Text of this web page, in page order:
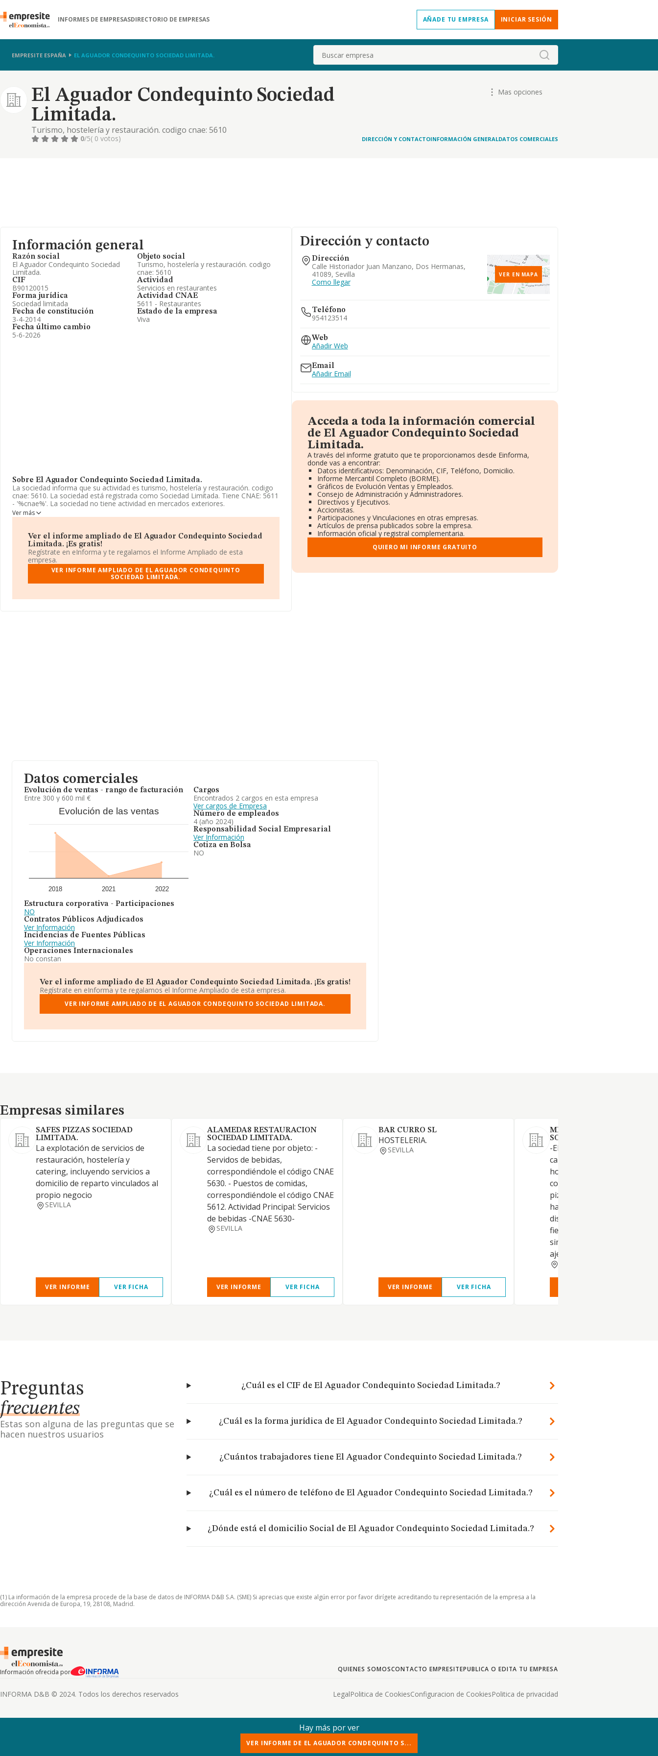
INFORMES DE EMPRESASDIRECTORIO DE EMPRESAS AÑADE TU EMPRESA INICIAR SESIÓN
EMPRESITE ESPAÑA EL AGUADOR CONDEQUINTO SOCIEDAD LIMITADA. Buscar
El Aguador Condequinto Sociedad
Limitada.
Turismo, hostelería y restauración. codigo cnae: 5610
Mas opciones
0/5( 0 votos) DIRECCIÓN Y CONTACTOINFORMACIÓN GENERALDATOS COMERCIALES
Información general
Razón social
El Aguador Condequinto Sociedad
Limitada.
CIF
B90120015
Forma jurídica
Sociedad limitada
Fecha de constitución
3-4-2014
Fecha último cambio
5-6-2026
Objeto social
Turismo, hostelería y restauración. codigo
cnae: 5610
Actividad
Servicios en restaurantes
Actividad CNAE
5611 - Restaurantes
Estado de la empresa
Viva
Sobre El Aguador Condequinto Sociedad Limitada.
La sociedad informa que su actividad es turismo, hostelería y restauración. codigo
cnae: 5610. La sociedad está registrada como Sociedad Limitada. Tiene CNAE: 5611
- '%cnae%'. La sociedad no tiene actividad en mercados exteriores.
Para más información es posible contactar a través del teléfono 954123514.
La empresa española El Aguador Condequinto Sociedad Limitada, con NIF
B90120015, está situada en Calle Historiador Juan Manzano Ed Palmera, (41089),
en el municipio de Dos Hermanas, en Sevilla, Andalucía.
En base a la información de la que dispone INFORMA sobre 142.938 compañías, la
facturación en el ámbito nacional alcanza los 31.947 millones de euros y la media
entre todas las compañías es de 223 mil euros de ventas en 2024. Teniendo en
4376 empresas, con ventas en el año 2024 de 649 millones de euros. Finalmente,
Ver más
Ver el informe ampliado de El Aguador Condequinto Sociedad
Limitada. ¡Es gratis!
Regístrate en eInforma y te regalamos el Informe Ampliado de esta
empresa.
VER INFORME AMPLIADO DE EL AGUADOR CONDEQUINTO
SOCIEDAD LIMITADA.
Dirección y contacto
Dirección
Calle Historiador Juan Manzano, Dos Hermanas,
41089, Sevilla
Como llegar
VER EN MAPA
Teléfono
954123514
Web
Añadir Web
Email
Añadir Email
Acceda a toda la información comercial
de El Aguador Condequinto Sociedad
Limitada.
A través del informe gratuito que te proporcionamos desde Einforma,
donde vas a encontrar:
Datos identificativos: Denominación, CIF, Teléfono, Domicilio.
Informe Mercantil Completo (BORME).
Gráficos de Evolución Ventas y Empleados.
Consejo de Administración y Administradores.
Directivos y Ejecutivos.
Accionistas.
Participaciones y Vinculaciones en otras empresas.
Artículos de prensa publicados sobre la empresa.
Información oficial y registral complementaria.
QUIERO MI INFORME GRATUITO
Datos comerciales
Evolución de ventas - rango de facturación
Entre 300 y 600 mil €
Evolución de las ventas
2018 2021 2022
Estructura corporativa - Participaciones
NO
Contratos Públicos Adjudicados
Ver Información
Incidencias de Fuentes Públicas
Ver Información
Operaciones Internacionales
No constan
Cargos
Encontrados 2 cargos en esta empresa
Ver cargos de Empresa
Número de empleados
4 (año 2024)
Responsabilidad Social Empresarial
Ver Información
Cotiza en Bolsa
NO
Ver el informe ampliado de El Aguador Condequinto Sociedad Limitada. ¡Es gratis!
Regístrate en eInforma y te regalamos el Informe Ampliado de esta empresa.
VER INFORME AMPLIADO DE EL AGUADOR CONDEQUINTO SOCIEDAD LIMITADA.
Empresas similares
Empresas similares
SAFES PIZZAS SOCIEDAD
LIMITADA.
La explotación de servicios de
restauración, hostelería y
catering, incluyendo servicios a
domicilio de reparto vinculados al
propio negocio
SEVILLA
VER INFORME VER FICHA
ALAMEDA8 RESTAURACION
SOCIEDAD LIMITADA.
La sociedad tiene por objeto: -
Servidos de bebidas,
correspondiéndole el código CNAE
5630. - Puestos de comidas,
correspondiéndole el código CNAE
5612. Actividad Principal: Servicios
de bebidas -CNAE 5630-
SEVILLA
VER INFORME VER FICHA
BAR CURRO SL
HOSTELERIA.
SEVILLA
VER INFORME VER FICHA
MINERVA CALDERON 1958
SOCIEDAD LIMITADA.
-El desarrollo de actividades
características del negocio de
hostelería, bares, cafeterías,
confiterías, restaurantes,
pizzerías, cervecerías,
hamburgueserias, pubs,
discotecas, snack-bar, salas
fiesta, tablaos flamencos y
similares, en locales propios
ajenos
Preguntas
frecuentes
Estas son alguna de las preguntas que se
hacen nuestros usuarios
¿Cuál es el CIF de El Aguador Condequinto Sociedad Limitada.?
¿Cuál es la forma jurídica de El Aguador Condequinto Sociedad Limitada.?
¿Cuántos trabajadores tiene El Aguador Condequinto Sociedad Limitada.?
¿Cuál es el número de teléfono de El Aguador Condequinto Sociedad Limitada.?
¿Dónde está el domicilio Social de El Aguador Condequinto Sociedad Limitada.?
(1) La información de la empresa procede de la base de datos de INFORMA D&B S.A. (SME) Si aprecias que existe algún error por favor dirígete acreditando tu representación de la empresa a la
dirección Avenida de Europa, 19, 28108, Madrid.
Información ofrecida por QUIENES SOMOSCONTACTO EMPRESITEPUBLICA O EDITA TU EMPRESA
INFORMA D&B © 2024. Todos los derechos reservados LegalPolitica de CookiesConfiguracion de CookiesPolitica de privacidad
Hay más por ver
VER INFORME DE EL AGUADOR CONDEQUINTO S...